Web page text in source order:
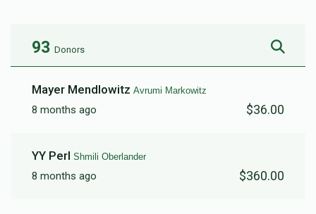
Mordechai Leib Gottesman
$1,233 14
Chaim Pesach Markowitz
93 Donors
Mayer Mendlowitz Avrumi Markowitz
8 months ago $36.00
YY Perl Shmili Oberlander
8 months ago $360.00